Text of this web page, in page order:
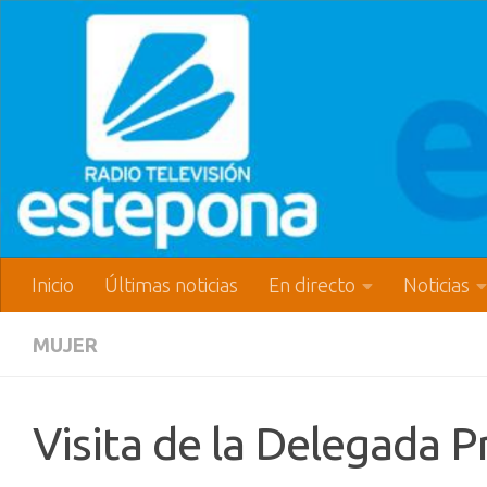
Inicio Últimas noticias En directo Noticias
MUJER
Visita de la Delegada